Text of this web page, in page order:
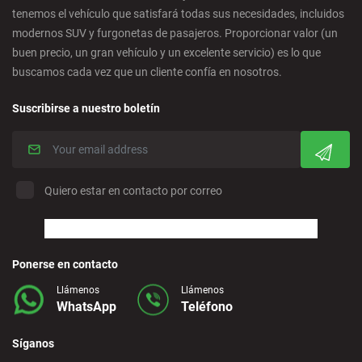
Córdoba - Ciudad
Corralejo - Fuerteventura
Marbella - Estepona
Finestrat - Playa
Fuerteventura - Aeropuerto
tenemos el vehículo que satisfará todas sus necesidades, incluidos
modernos SUV y furgonetas de pasajeros. Proporcionar valor (un
buen precio, un gran vehículo y un excelente servicio) es lo que
buscamos cada vez que un cliente confía en nosotros.
Suscribirse a nuestro boletín
Quiero estar en contacto por correo
Ponerse en contacto
Llámenos
WhatsApp
Llámenos
Teléfono
Síganos